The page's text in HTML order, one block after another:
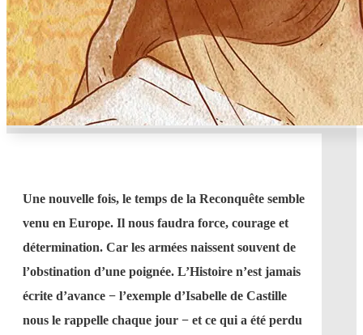
Une nouvelle fois, le temps de la Reconquête semble
venu en Europe. Il nous faudra force, courage et
détermination. Car les armées naissent souvent de
l’obstination d’une poignée. L’Histoire n’est jamais
écrite d’avance − l’exemple d’Isabelle de Castille
nous le rappelle chaque jour − et ce qui a été perdu